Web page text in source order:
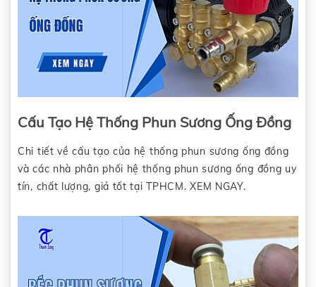
Cấu Tạo Hệ Thống Phun Sương Ống Đồng
Chi tiết về cấu tạo của hệ thống phun sương ống đồng
và các nhà phân phối hệ thống phun sương ống đồng uy
tín, chất lượng, giá tốt tại TPHCM. XEM NGAY.